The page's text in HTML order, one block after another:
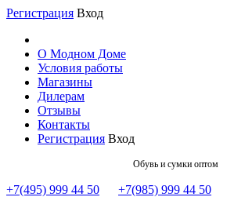
Регистрация Вход
О Модном Доме
Условия работы
Магазины
Дилерам
Отзывы
Контакты
Регистрация Вход
Обувь и сумки оптом
+7(495) 999 44 50 +7(985) 999 44 50